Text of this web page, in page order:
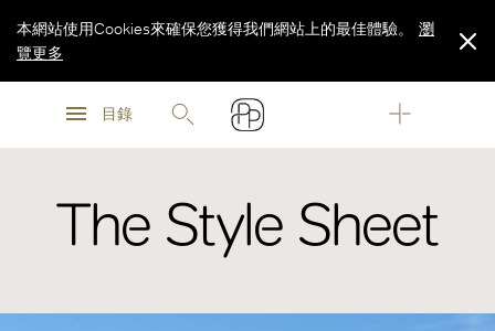
瀏
目錄
本網站使用Cookies來確保您獲得我們網站上的最佳體驗。
瀏
覽更多
The Style Sheet